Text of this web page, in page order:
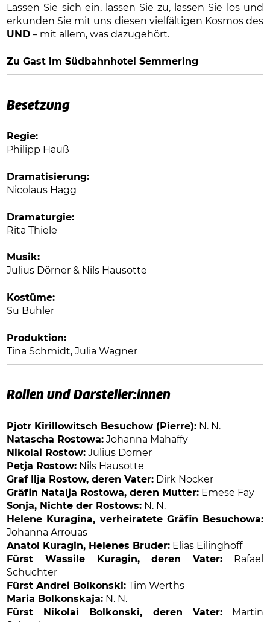
Lassen Sie sich ein, lassen Sie zu, lassen Sie los und
erkunden Sie mit uns diesen vielfältigen Kosmos des
UND – mit allem, was dazugehört.
Zu Gast im Südbahnhotel Semmering
Besetzung
Regie:
Philipp Hauß
Dramatisierung:
Nicolaus Hagg
Dramaturgie:
Rita Thiele
Musik:
Julius Dörner & Nils Hausotte
Kostüme:
Su Bühler
Produktion:
Tina Schmidt, Julia Wagner
Rollen und Darsteller:innen
Pjotr Kirillowitsch Besuchow (Pierre): N. N.
Natascha Rostowa: Johanna Mahaffy
Nikolai Rostow: Julius Dörner
Petja Rostow: Nils Hausotte
Graf Ilja Rostow, deren Vater: Dirk Nocker
Gräfin Natalja Rostowa, deren Mutter: Emese Fay
Sonja, Nichte der Rostows: N. N.
Helene Kuragina, verheiratete Gräfin Besuchowa:
Johanna Arrouas
Anatol Kuragin, Helenes Bruder: Elias Eilinghoff
Fürst Wassile Kuragin, deren Vater: Rafael
Schuchter
Fürst Andrei Bolkonski: Tim Werths
Maria Bolkonskaja: N. N.
Fürst Nikolai Bolkonski, deren Vater:Martin